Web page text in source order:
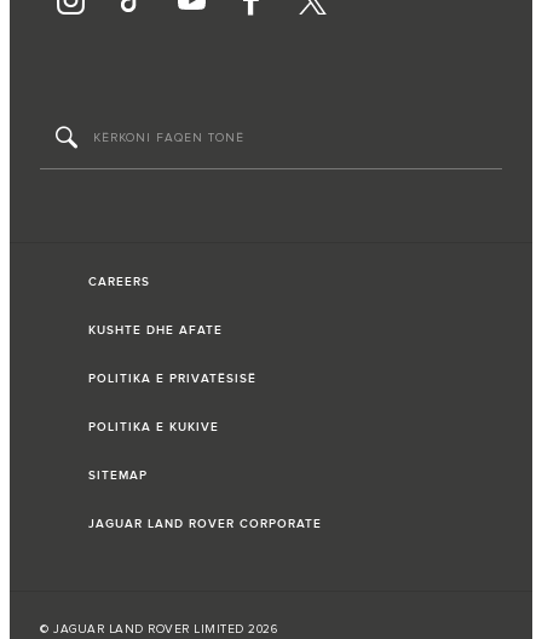
CAREERS
KUSHTE DHE AFATE
POLITIKA E PRIVATËSISË
POLITIKA E KUKIVE
SITEMAP
JAGUAR LAND ROVER CORPORATE
© JAGUAR LAND ROVER LIMITED 2026